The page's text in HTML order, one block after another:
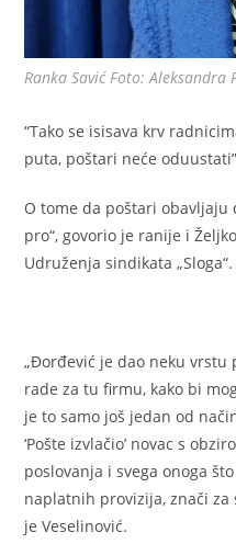
Ranka Savić Foto: Aleksandra
“Tako se isisava krv
puta, poštari neće
O tome da poštari obavljaju
pro“, govorio je ranije i
Udruženja sindikata „Sloga“.
„Đorđević je dao neku
rade za tu firmu, kako bi
je to samo još jedan od
‘Pošte izvlačio’ novac s
poslovanja i svega onoga
naplatnih provizija, znači za
je Veselinović.